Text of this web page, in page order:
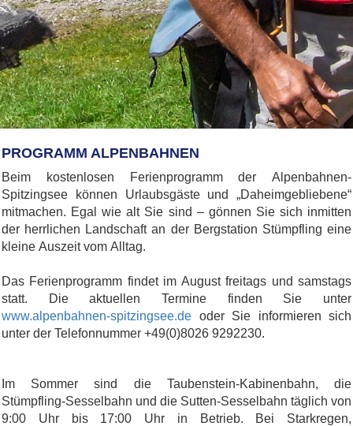
PROGRAMM ALPENBAHNEN
Beim kostenlosen Ferienprogramm der Alpenbahnen-
Spitzingsee können Urlaubsgäste und „Daheimgebliebene“
mitmachen. Egal wie alt Sie sind – gönnen Sie sich inmitten
der herrlichen Landschaft an der Bergstation Stümpfling eine
kleine Auszeit vom Alltag.
Das Ferienprogramm findet im August freitags und samstags
statt. Die aktuellen Termine finden Sie unter
www.alpenbahnen-spitzingsee.de oder Sie informieren sich
unter der Telefonnummer +49(0)8026 9292230.
Im Sommer sind die Taubenstein-Kabinenbahn, die
Stümpfling-Sesselbahn und die Sutten-Sesselbahn täglich von
9:00 Uhr bis 17:00 Uhr in Betrieb. Bei Starkregen,